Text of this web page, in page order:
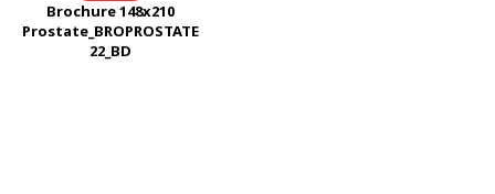
Brochure 148x210
Prostate_BROPROSTATE
22_BD